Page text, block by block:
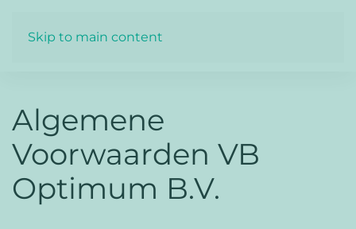
Skip to main content
Algemene
Voorwaarden VB
Optimum B.V.